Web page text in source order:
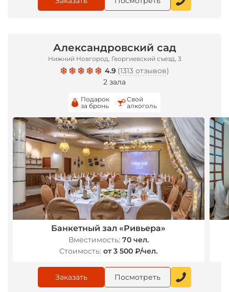
Александровский сад
Нижний Новгород, Георгиевский съезд, 3
4.9 (1313 отзывов)
2 зала
Подарок
за бронь
Свой
алкоголь
Банкетный зал «Ривьера»
Вместимость: 70 чел.
Стоимость: от 3 500 ₽/чел.
Заказать Посмотреть